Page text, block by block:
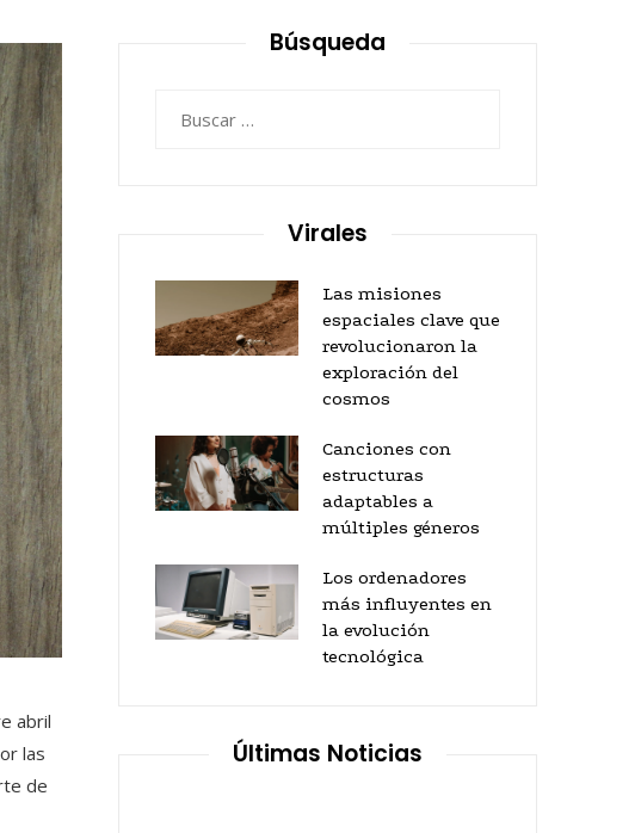
abril
las
de
Búsqueda
Virales
Las misiones
espaciales clave que
revolucionaron la
exploración del
cosmos
Canciones con
estructuras
adaptables a
múltiples géneros
Los ordenadores
más influyentes en
la evolución
tecnológica
Últimas Noticias